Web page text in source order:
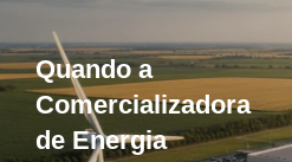
Quando a
Comercializadora
de Energia